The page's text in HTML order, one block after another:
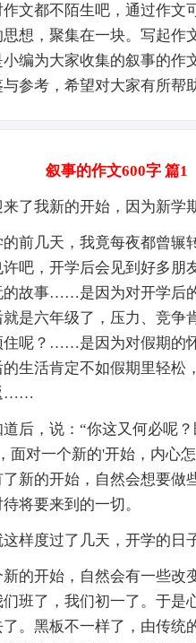
文都不陌生吧，通过作文
想，聚集在一块。写起作
编为大家收集的叙事的作
参考，希望对大家有所帮
叙事的作文600字 篇1
了我新的开始，因为新学
的前几天，我竟每夜都曾辗
吧，开学后会见到好多朋
的故事……是因为对开学后
是六年级了，压力、竞争
住呢？……是因为对假期的
生活肯定不如假期里轻松
……
道后，说：“你这又何必呢
面对一个新的'开始，内心
新的开始，自然会想要做
将要来到的一切。
样度过了几天，开学的日
新的开始，自然会有一些改
班了，我们初一了。于是
。黑板不一样了，由传统